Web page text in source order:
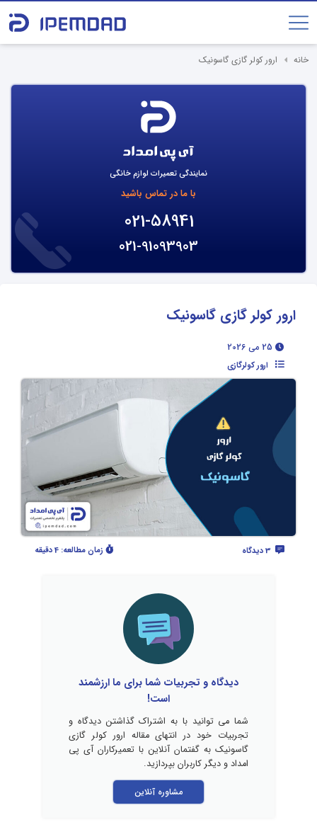
خانه ارور کولر گازی گاسونیک
نمایندگی تعمیرات لوازم خانگی
با ما در تماس باشید
021-58941
021-91093903
ارور کولر گازی گاسونیک
ارور کولرگازی
زمان مطالعه: 4 دقیقه
دیدگاه و تجربیات شما برای ما ارزشمند
است!
شما می توانید با به اشتراک گذاشتن دیدگاه و
تجربیات خود در انتهای مقاله ارور کولر گازی
گاسونیک به گفتمان آنلاین با تعمیرکاران آی پی
امداد و دیگر کاربران بپردازید.
مشاوره آنلاین